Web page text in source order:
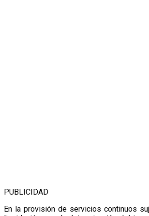
PUBLICIDAD
En la provisión de servicios continuos